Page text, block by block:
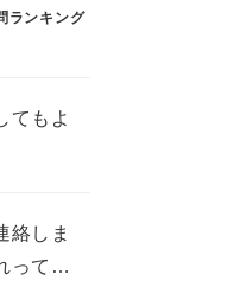
ランキング
てもよ
絡しま
って不